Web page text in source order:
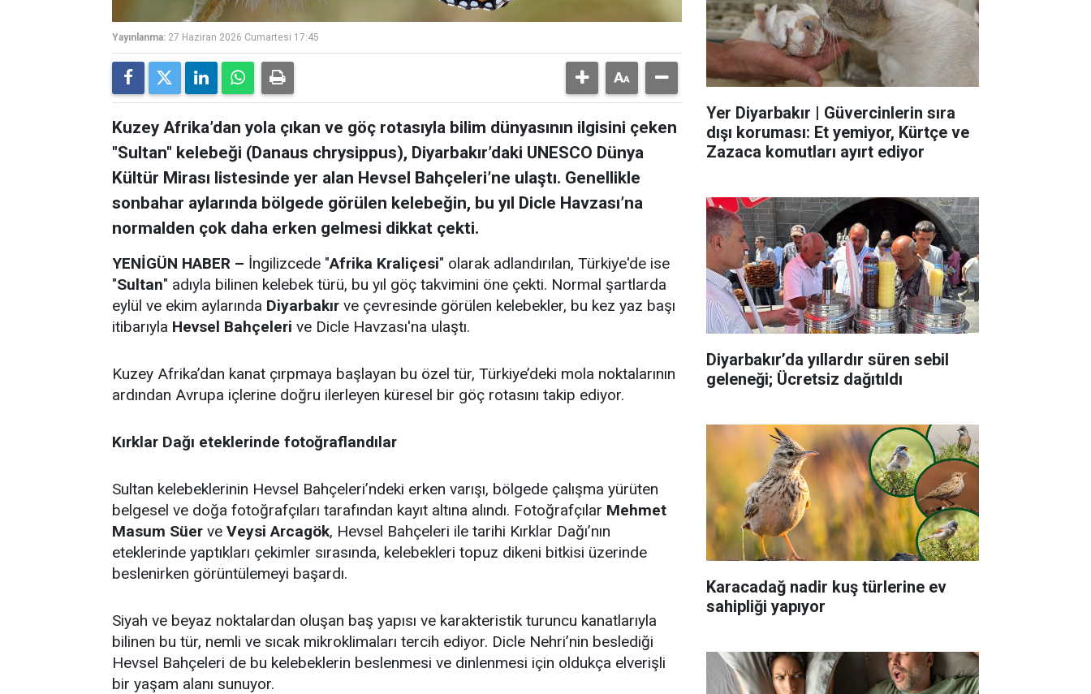
Yayınlanma: 27 Haziran 2026 Cumartesi 17:45
Kuzey Afrika’dan yola çıkan ve göç rotasıyla bilim dünyasının ilgisini çeken
"Sultan" kelebeği (Danaus chrysippus), Diyarbakır’daki UNESCO Dünya
Kültür Mirası listesinde yer alan Hevsel Bahçeleri’ne ulaştı. Genellikle
sonbahar aylarında bölgede görülen kelebeğin, bu yıl Dicle Havzası’na
normalden çok daha erken gelmesi dikkat çekti.
YENİGÜN HABER – İngilizcede "Afrika Kraliçesi" olarak adlandırılan, Türkiye'de ise
"Sultan" adıyla bilinen kelebek türü, bu yıl göç takvimini öne çekti. Normal şartlarda
eylül ve ekim aylarında Diyarbakır ve çevresinde görülen kelebekler, bu kez yaz başı
itibarıyla Hevsel Bahçeleri ve Dicle Havzası'na ulaştı.
Kuzey Afrika’dan kanat çırpmaya başlayan bu özel tür, Türkiye’deki mola noktalarının
ardından Avrupa içlerine doğru ilerleyen küresel bir göç rotasını takip ediyor.
Kırklar Dağı eteklerinde fotoğraflandılar
Sultan kelebeklerinin Hevsel Bahçeleri’ndeki erken varışı, bölgede çalışma yürüten
belgesel ve doğa fotoğrafçıları tarafından kayıt altına alındı. Fotoğrafçılar Mehmet
Masum Süer ve Veysi Arcagök, Hevsel Bahçeleri ile tarihi Kırklar Dağı’nın
eteklerinde yaptıkları çekimler sırasında, kelebekleri topuz dikeni bitkisi üzerinde
beslenirken görüntülemeyi başardı.
Siyah ve beyaz noktalardan oluşan baş yapısı ve karakteristik turuncu kanatlarıyla
bilinen bu tür, nemli ve sıcak mikroklimaları tercih ediyor. Dicle Nehri’nin beslediği
Hevsel Bahçeleri de bu kelebeklerin beslenmesi ve dinlenmesi için oldukça elverişli
bir yaşam alanı sunuyor.
Yer Diyarbakır | Güvercinlerin sıra
dışı koruması: Et yemiyor, Kürtçe ve
Zazaca komutları ayırt ediyor
Diyarbakır’da yıllardır süren sebil
geleneği; Ücretsiz dağıtıldı
Karacadağ nadir kuş türlerine ev
sahipliği yapıyor